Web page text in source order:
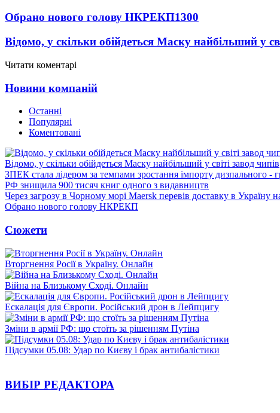
Обрано нового голову НКРЕКП1300
Відомо, у скільки обійдеться Маску найбільший у
Читати коментарі
Новини компаній
Останні
Популярні
Коментовані
Відомо, у скільки обійдеться Маску найбільший у світі завод чипів
ЗПЕК стала лідером за темпами зростання імпорту дизпального -
РФ знищила 900 тисяч книг одного з видавництв
Через загрозу в Чорному морі Maersk перевів доставку в Україну
Обрано нового голову НКРЕКП
Сюжети
Вторгнення Росії в Україну. Онлайн
Війна на Близькому Сході. Онлайн
Ескалація для Європи. Російський дрон в Лейпцигу
Зміни в армії РФ: що стоїть за рішенням Путіна
Підсумки 05.08: Удар по Києву і брак антибалістики
ВИБІР РЕДАКТОРА